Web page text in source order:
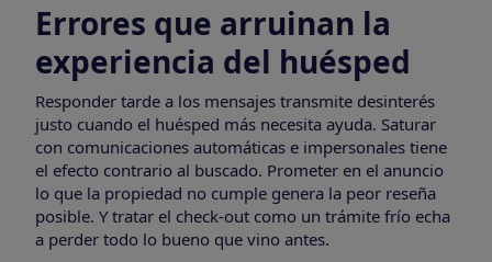
Errores que arruinan la
experiencia del huésped
Responder tarde a los mensajes transmite desinterés
justo cuando el huésped más necesita ayuda. Saturar
con comunicaciones automáticas e impersonales tiene
el efecto contrario al buscado. Prometer en el anuncio
lo que la propiedad no cumple genera la peor reseña
posible. Y tratar el check-out como un trámite frío echa
a perder todo lo bueno que vino antes.